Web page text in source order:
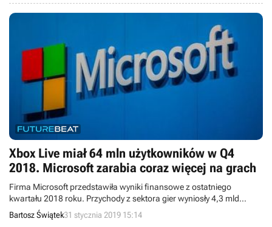
Xbox Live miał 64 mln użytkowników w Q4
2018. Microsoft zarabia coraz więcej na grach
Firma Microsoft przedstawiła wyniki finansowe z ostatniego
kwartału 2018 roku. Przychody z sektora gier wyniosły 4,3 mld
dolarów i jest to wynik lepszy od zeszłorocznego. Rośnie również
liczba użytkowników usługi Xbox Live.
Bartosz Świątek31 stycznia 2019 15:14